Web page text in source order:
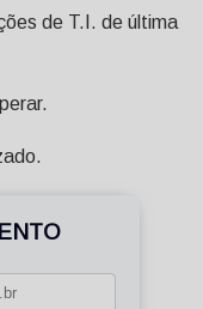
de T.I. de última